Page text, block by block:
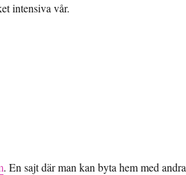
intensiva vår.
. En sajt där man kan byta hem med andra